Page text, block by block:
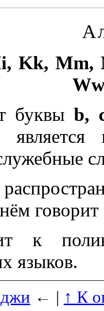
Kk, Mm,
буквы b,
к
языков.
← | ↑ К